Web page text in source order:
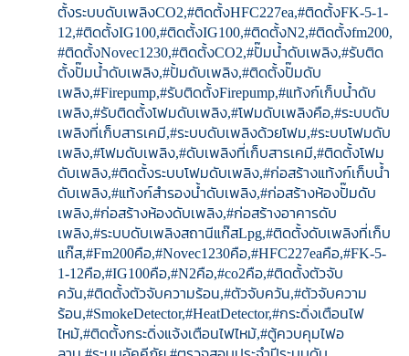
ตั้งระบบดับเพลิงCO2,#ติดตั้งHFC227ea,#ติดตั้งFK-5-1-
12,#ติดตั้งIG100,#ติดตั้งIG100,#ติดตั้งN2,#ติดตั้งfm200,
#ติดตั้งNovec1230,#ติดตั้งCO2,#ปั๊มน้ำดับเพลิง,#รับติด
ตั้งปั๊มน้ำดับเพลิง,#ปั้มดับเพลิง,#ติดตั้งปั๊มดับ
เพลิง,#Firepump,#รับติดตั้งFirepump,#แท้งก์เก็บน้ำดับ
เพลิง,#รับติดตั้งโฟมดับเพลิง,#โฟมดับเพลิงคือ,#ระบบดับ
เพลิงที่เก็บสารเคมี,#ระบบดับเพลิงด้วยโฟม,#ระบบโฟมดับ
เพลิง,#โฟมดับเพลิง,#ดับเพลิงที่เก็บสารเคมี,#ติดตั้งโฟม
ดับเพลิง,#ติดตั้งระบบโฟมดับเพลิง,#ก่อสร้างแท้งก์เก็บน้ำ
ดับเพลิง,#แท้งก์สำรองน้ำดับเพลิง,#ก่อสร้างห้องปั๊มดับ
เพลิง,#ก่อสร้างห้องดับเพลิง,#ก่อสร้างอาคารดับ
เพลิง,#ระบบดับเพลิงสถานีแก๊สLpg,#ติดตั้งดับเพลิงที่เก็บ
แก๊ส,#Fm200คือ,#Novec1230คือ,#HFC227eaคือ,#FK-5-
1-12คือ,#IG100คือ,#N2คือ,#co2คือ,#ติดตั้งตัวจับ
ควัน,#ติดตั้งตัวจับความร้อน,#ตัวจับควัน,#ตัวจับความ
ร้อน,#SmokeDetector,#HeatDetector,#กระดิ่งเตือนไฟ
ไหม้,#ติดตั้งกระดิ่งแจ้งเตือนไฟไหม้,#ตู้ควบคุมไฟอ